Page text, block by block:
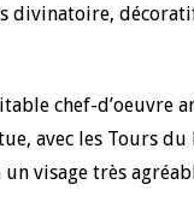
divinatoire,
chef-
avec les Tours
visage très